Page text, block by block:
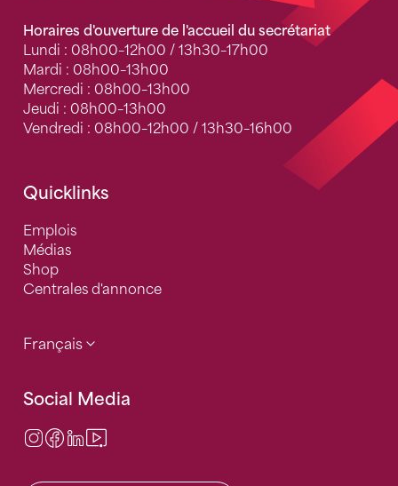
Horaires d'ouverture de l'accueil du secrétariat
Lundi : 08h00–12h00 / 13h30–17h00
Mardi : 08h00–13h00
Mercredi : 08h00–13h00
Jeudi : 08h00–13h00
Vendredi : 08h00–12h00 / 13h30–16h00
Quicklinks
Emplois
Médias
Shop
Centrales d'annonce
Français
Social Media
Instagram
Facebook
LinkedIn